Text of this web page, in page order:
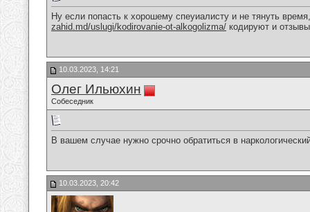
Ну если попасть к хорошему спеуиалисту и не тянуть
zahid.md/uslugi/kodirovanie-ot-alkogolizma/ кодируют и
10.03.2023, 14:21
Олег Ильюхин
Собеседник
В вашем случае нужно срочно обратиться в
10.03.2023, 20:42